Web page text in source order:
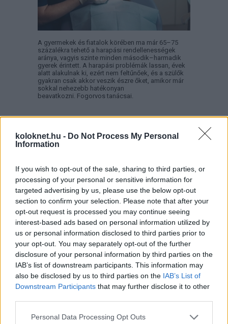
koloknet.hu - Do Not Process My Personal
Information
If you wish to opt-out of the sale, sharing to third parties, or
processing of your personal or sensitive information for
targeted advertising by us, please use the below opt-out
section to confirm your selection. Please note that after your
opt-out request is processed you may continue seeing
interest-based ads based on personal information utilized by
us or personal information disclosed to third parties prior to
your opt-out. You may separately opt-out of the further
disclosure of your personal information by third parties on the
IAB’s list of downstream participants. This information may
also be disclosed by us to third parties on the IAB’s List of
Downstream Participants that may further disclose it to other
Please note that this website/app uses one or more Google
Personal Data Processing Opt Outs
A gyermekek és fiatalok körében ma már 65–75
százalékra tehető a harapási rendellenességek
aránya, vagyis szinte minden második–harmadik
gyerek érintett. A harapási problémák lassan, évek
alatt alakulnak ki, ezért nem feltűnőek, és a szülők
gyakran csak akkor veszik észre őket, amikor már
sokkal nehezebb hatékonyan
beavatkozni. Fogorvos tanácsai.
Másképp is lehet: Pozitív
Fegyelmezés az iskolában
A szülők sokfélék, de abban legtöbben
egyetértenek: nem szeretnék, ha a tanár kiabálna
gyermekükkel az iskolában. Ám ha egy
gyermeket kell fegyelmeznie, segítség és korszerű
eszköztelennek érezheti magát, ennek pedig